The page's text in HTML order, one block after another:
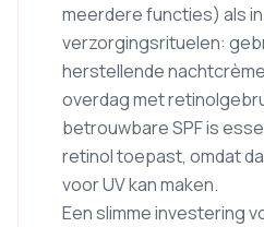
meerdere functies) als
verzorgingsrituelen:
herstellende
overdag met
betrouwbare SPF is
retinol toepast, omdat
voor UV kan maken.
Een slimme investering